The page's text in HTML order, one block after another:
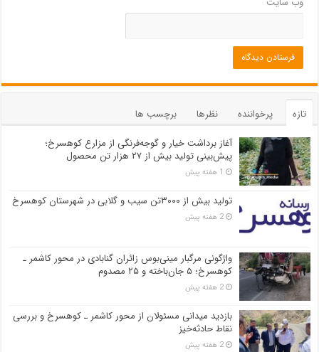
تازه پرخواننده نظرها
برچسب ها
آغاز برداشت خیار و گوجه‌فرنگی از مزارع کوهسرخ؛
پیش‌بینی تولید بیش از ۲۷ هزار تن محصول
1 هفته پیش
تولید بیش از ۳۰۰۰تن سیب و گلابی در شهرستان کوهسرخ
2 هفته پیش
واژگونی مرگبار مینی‌بوس زائران گنابادی در محور کاشمر ـ
کوهسرخ؛ ۵ جان‌باخته و ۲۵ مصدوم
2 هفته پیش
بازدید میدانی مسئولان از محور کاشمر ـ کوهسرخ و بررسی
نقاط حادثه‌خیز
2 هفته پیش